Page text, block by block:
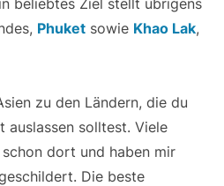
Phuketsowie Khao Lak,
zu den Ländern, die du
auslassen solltest. Viele
dort und haben mir
Die beste